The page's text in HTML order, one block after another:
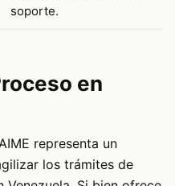
soporte.
en
representa un
los trámites de